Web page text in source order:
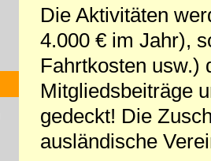
Die Aktivitäten
4.000 € im Jahr),
Fahrtkosten usw.)
Mitgliedsbeiträge
gedeckt! Die
ausländische